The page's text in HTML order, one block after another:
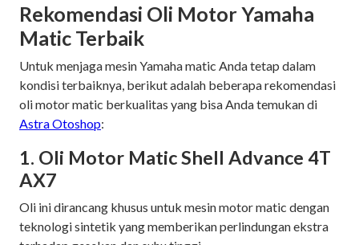
Rekomendasi Oli Motor Yamaha
Matic Terbaik
Untuk menjaga mesin Yamaha matic Anda tetap dalam
kondisi terbaiknya, berikut adalah beberapa rekomendasi
oli motor matic berkualitas yang bisa Anda temukan di
Astra Otoshop:
1. Oli Motor Matic Shell Advance 4T
AX7
Oli ini dirancang khusus untuk mesin motor matic dengan
teknologi sintetik yang memberikan perlindungan ekstra